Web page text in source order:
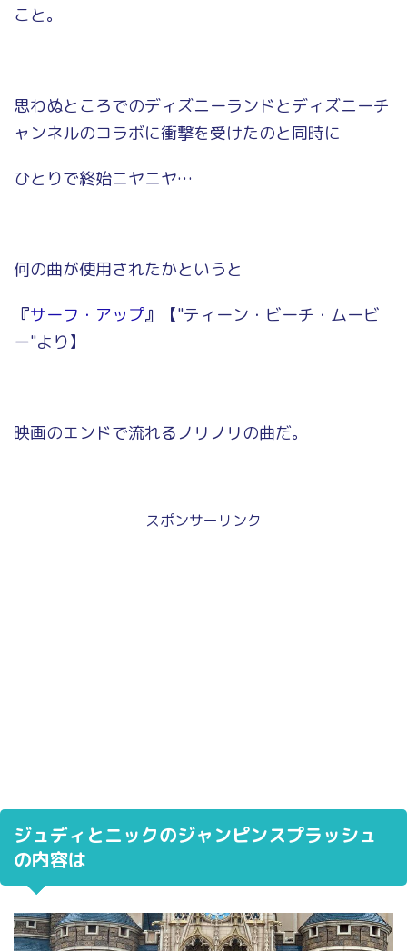
こと。
思わぬところでのディズニーランドとディズニーチ
ャンネルのコラボに衝撃を受けたのと同時に
ひとりで終始ニヤニヤ…
何の曲が使用されたかというと
『サーフ・アップ』
【"ティーン・ビーチ・ムービ
ー"より】
映画のエンドで流れるノリノリの曲だ。
スポンサーリンク
ジュディとニックのジャンピンスプラッシュ
の内容は